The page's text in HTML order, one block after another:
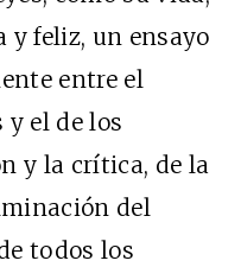
y feliz, un ensayo
entre el
y el de los
y la crítica, de la
del
todos los